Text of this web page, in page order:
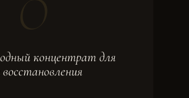
концентрат для